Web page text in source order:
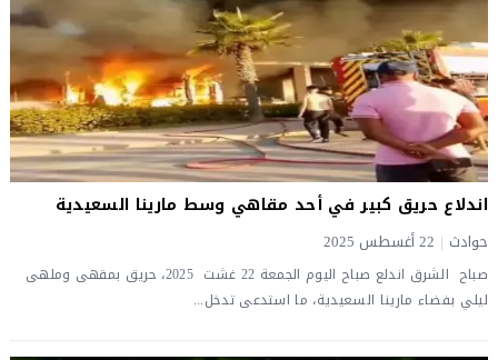
اندلاع حريق كبير في أحد مقاهي وسط مارينا السعيدية
حوادث 22 أغسطس 2025
صباح الشرق اندلع صباح اليوم الجمعة 22 غشت 2025، حريق بمقهى وملهى
ليلي بفضاء مارينا السعيدية، ما استدعى تدخل...